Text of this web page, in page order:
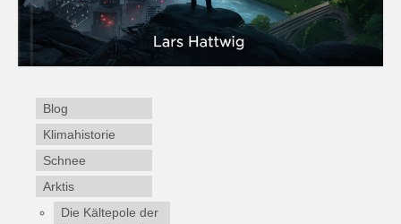
Blog
Klimahistorie
Schnee
Arktis
Die Kältepole der